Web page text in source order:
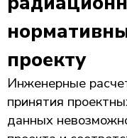
проекту
Инженерные
принятия
данных